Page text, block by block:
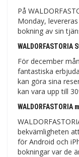
På
Monday,
bokning av sin
För december
fantastiska
kan göra sina
kan vara upp till
bekvämligheten
för Android och
bokningar var de